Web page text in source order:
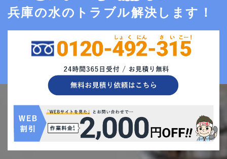
兵庫の水のトラブル解決します！